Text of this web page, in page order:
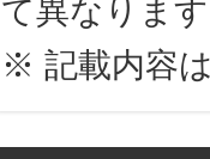
て異なりま
※ 記載内容